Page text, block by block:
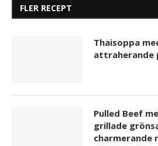
FLER RECEPT
Thaisoppa
attraherande
Pulled Beef
grillade
charmerande